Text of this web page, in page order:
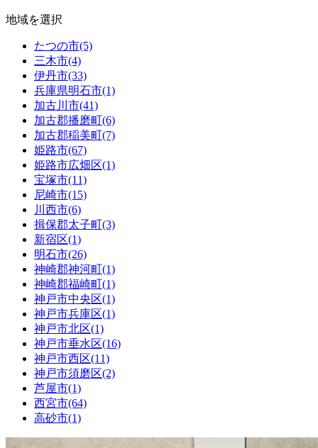
地域を選択
たつの市(5)
三木市(4)
伊丹市(33)
兵庫県明石市(1)
加古川市(41)
加古郡播磨町(6)
加古郡稲美町(7)
姫路市(67)
姫路市広畑区(1)
宝塚市(11)
尼崎市(15)
川西市(6)
揖保郡太子町(3)
新宿区(1)
明石市(26)
神崎郡神河町(1)
神崎郡福崎町(1)
神戸市中央区(1)
神戸市兵庫区(1)
神戸市北区(1)
神戸市垂水区(16)
神戸市西区(11)
神戸市須磨区(2)
芦屋市(1)
西宮市(64)
高砂市(1)